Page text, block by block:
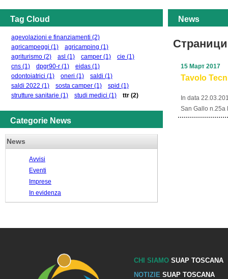
Tag Cloud
agevolazioni e finanziamenti (2)
agricampeggi (1) agricamping (1)
agriturismo (2) asl (1) camper (1) cie (1)
cns (1) dpgr90-r (1) eidas (1)
odontoiatrici (1) oneri (1) saldi (1)
saldi 2022 (1) sosta camper (1) spid (1)
strutture sanitarie (1) studi medici (1) ttr (2)
Categorie News
News
Avvisi
Eventi
Imprese
In evidenza
News
Tavolo
In data
San Gallo n.25a
15 Март 2017
CHI SIAMOSUAP TOSCANA
NOTIZIE SUAP TOSCANA